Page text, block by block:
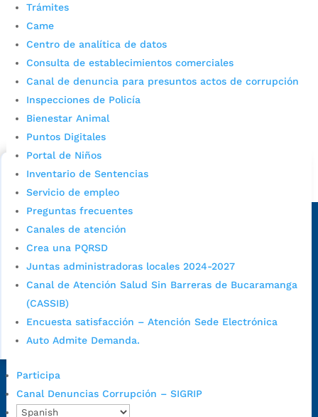
Trámites
Came
Centro de analítica de datos
Consulta de establecimientos comerciales
Canal de denuncia para presuntos actos de corrupción
Inspecciones de Policía
Bienestar Animal
Puntos Digitales
Portal de Niños
Inventario de Sentencias
Servicio de empleo
Preguntas frecuentes
Canales de atención
Crea una PQRSD
Juntas administradoras locales 2024-2027
Canal de Atención Salud Sin Barreras de Bucaramanga
(CASSIB)
Encuesta satisfacción – Atención Sede Electrónica
Auto Admite Demanda.
Participa
Canal Denuncias Corrupción – SIGRIP
Cupos Escolares Bucaramanga 2022
Consulta aqui los pasos para inscribirse y solicitar un
cupo escolar en los colegios oficiales de
Bucaramanga.
Alcaldía de Bucaramanga
Sede principal
Colombia.